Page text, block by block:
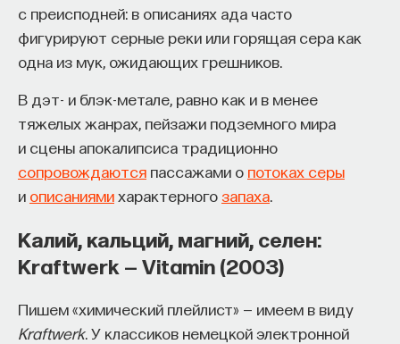
с преисподней: в описаниях ада часто
фигурируют серные реки или горящая сера как
одна из мук, ожидающих грешников.
В дэт- и блэк-метале, равно как и в менее
тяжелых жанрах, пейзажи подземного мира
и сцены апокалипсиса традиционно
сопровождаются пассажами о потоках серы
и описаниямихарактерного запаха
Калий, кальций, магний, селен:
Kraftwerk — Vitamin (2003)
Пишем «химический плейлист» — имеем в виду
Kraftwerk. У классиков немецкой электронной